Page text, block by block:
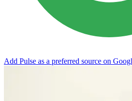
Add Pulse as a preferred source on